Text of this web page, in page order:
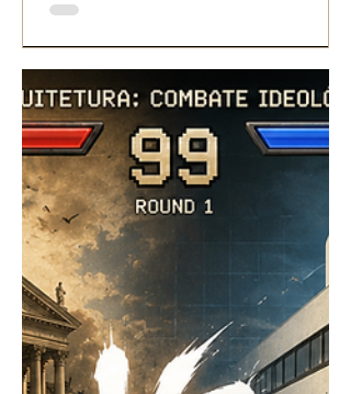
digital do que algo físico....